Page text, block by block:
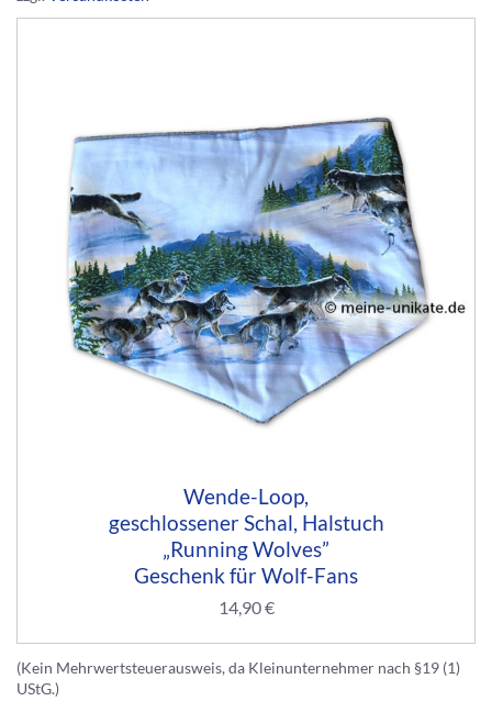
Wende-Loop,
geschlossener Schal, Halstuch
„Running Wolves”
Geschenk für Wolf-Fans
14,90€
(Kein Mehrwertsteuerausweis, da Kleinunternehmer nach §19 (1)
UStG.)